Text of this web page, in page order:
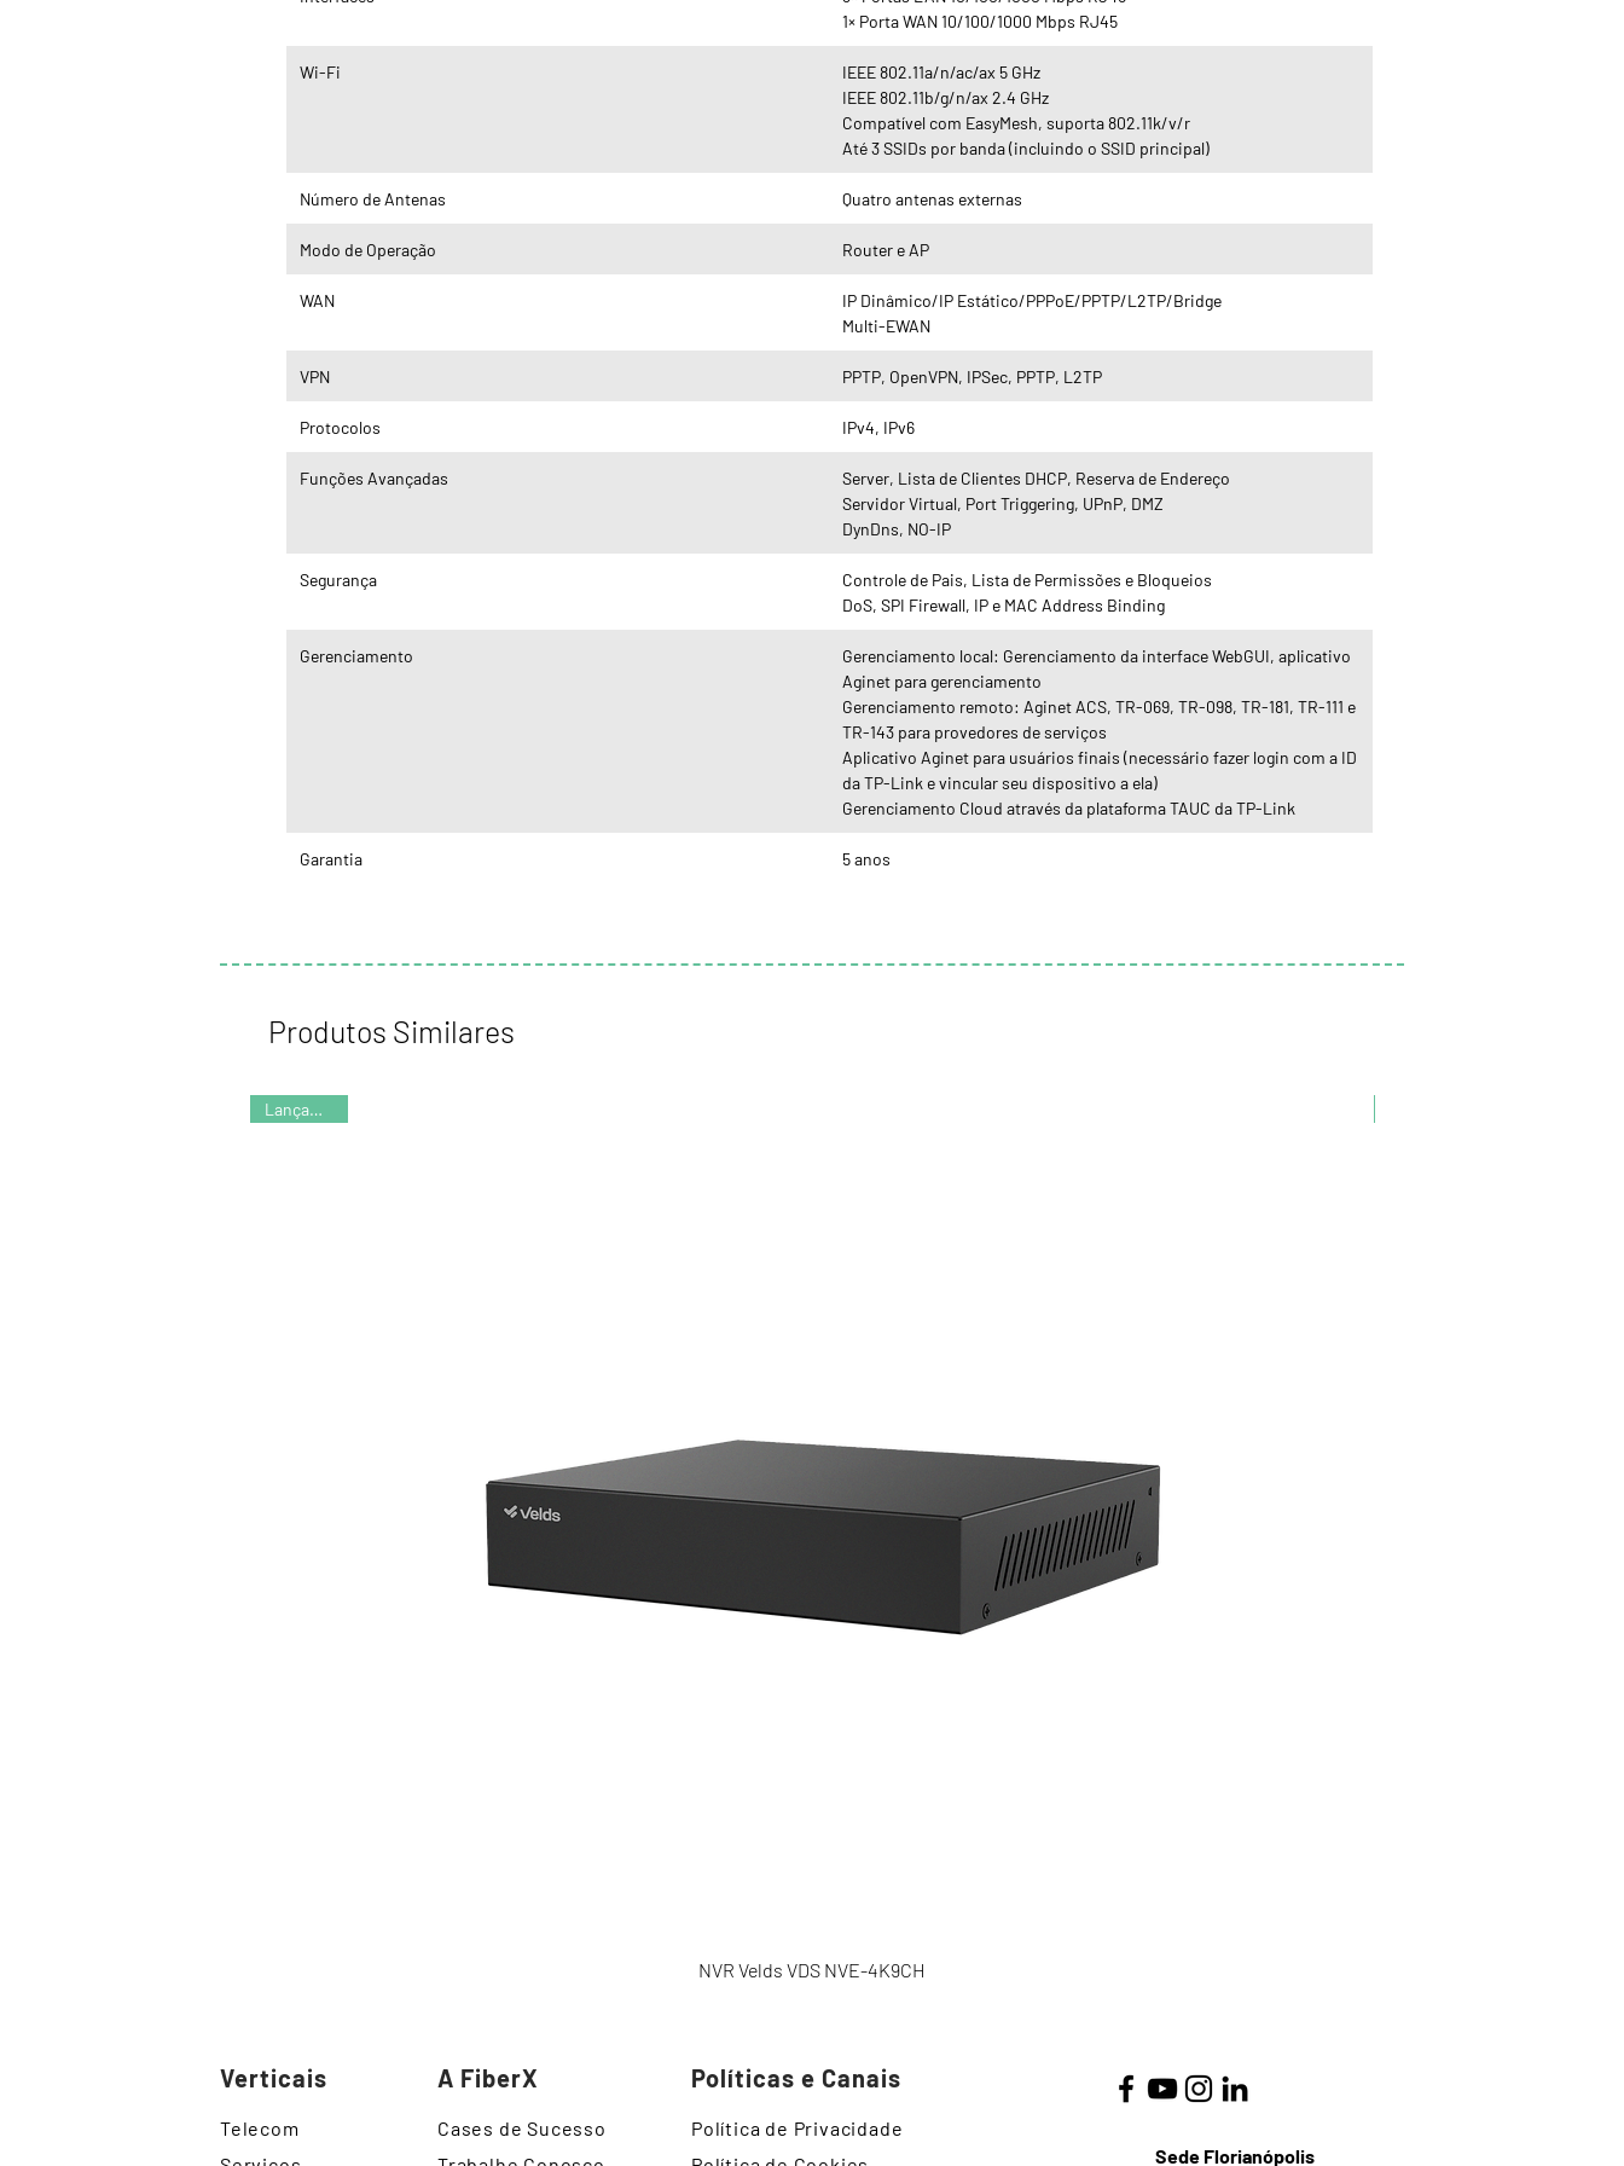
1× Porta WAN 10/100/1000 Mbps RJ45
Wi-Fi
IEEE 802.11a/n/ac/ax 5 GHz
IEEE 802.11b/g/n/ax 2.4 GHz
Compatível com EasyMesh, suporta 802.11k/v/r
Até 3 SSIDs por banda (incluindo o SSID principal)
Número de Antenas Quatro antenas externas
Modo de Operação Router e AP
WAN
IP Dinâmico/IP Estático/PPPoE/PPTP/L2TP/Bridge
Multi-EWAN
VPN PPTP, OpenVPN, IPSec, PPTP, L2TP
Protocolos IPv4, IPv6
Funções Avançadas
Server, Lista de Clientes DHCP, Reserva de Endereço
Servidor Virtual, Port Triggering, UPnP, DMZ
DynDns, NO-IP
Segurança
Controle de Pais, Lista de Permissões e Bloqueios
DoS, SPI Firewall, IP e MAC Address Binding
Gerenciamento
Gerenciamento local: Gerenciamento da interface WebGUI, aplicativo
Aginet para gerenciamento
Gerenciamento remoto: Aginet ACS, TR-069, TR-098, TR-181, TR-111 e
TR-143 para provedores de serviços
Aplicativo Aginet para usuários finais (necessário fazer login com a ID
da TP-Link e vincular seu dispositivo a ela)
Gerenciamento Cloud através da plataforma TAUC da TP-Link
Garantia 5 anos
Produtos Similares
Lançamento
NVR Velds VDS NVE-4K9CH
Verticais A FiberX
Telecom
Cases de Sucesso
Políticas e Canais
Política de Privacidade
Sede Florianópolis